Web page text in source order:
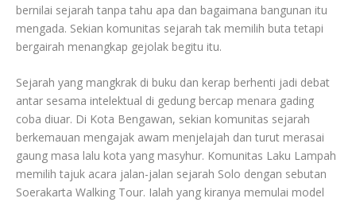
bernilai sejarah tanpa tahu apa dan bagaimana bangunan itu
mengada. Sekian komunitas sejarah tak memilih buta tetapi
bergairah menangkap gejolak begitu itu.
Sejarah yang mangkrak di buku dan kerap berhenti jadi debat
antar sesama intelektual di gedung bercap menara gading
coba diuar. Di Kota Bengawan, sekian komunitas sejarah
berkemauan mengajak awam menjelajah dan turut merasai
gaung masa lalu kota yang masyhur. Komunitas Laku Lampah
memilih tajuk acara jalan-jalan sejarah Solo dengan sebutan
Soerakarta Walking Tour. Ialah yang kiranya memulai model